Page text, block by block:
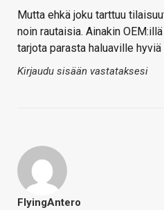
Mutta ehkä joku tarttuu
noin rautaisia. Ainakin
tarjota parasta haluaville hyviä
Kirjaudu sisään vastataksesi
FlyingAntero